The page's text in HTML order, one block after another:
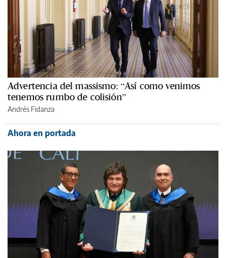
Advertencia del massismo: “Así como venimos
tenemos rumbo de colisión”
Andrés Fidanza
Ahora en portada